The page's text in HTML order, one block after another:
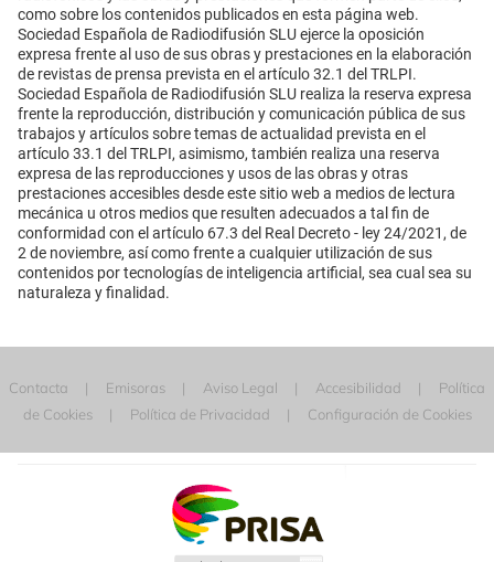
como sobre los contenidos publicados en esta página web.
Sociedad Española de Radiodifusión SLU ejerce la oposición
expresa frente al uso de sus obras y prestaciones en la elaboración
de revistas de prensa prevista en el artículo 32.1 del TRLPI.
Sociedad Española de Radiodifusión SLU realiza la reserva expresa
frente la reproducción, distribución y comunicación pública de sus
trabajos y artículos sobre temas de actualidad prevista en el
artículo 33.1 del TRLPI, asimismo, también realiza una reserva
expresa de las reproducciones y usos de las obras y otras
prestaciones accesibles desde este sitio web a medios de lectura
mecánica u otros medios que resulten adecuados a tal fin de
conformidad con el artículo 67.3 del Real Decreto - ley 24/2021, de
2 de noviembre, así como frente a cualquier utilización de sus
contenidos por tecnologías de inteligencia artificial, sea cual sea su
naturaleza y finalidad.
Contacta Emisoras Aviso Legal Accesibilidad
Política
de Cookies
Política de Privacidad Configuración de Cookies